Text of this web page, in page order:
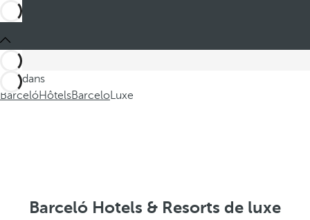
Ces dans
BarcelóHôtelsBarceloLuxe
Barceló Hotels & Resorts de luxe